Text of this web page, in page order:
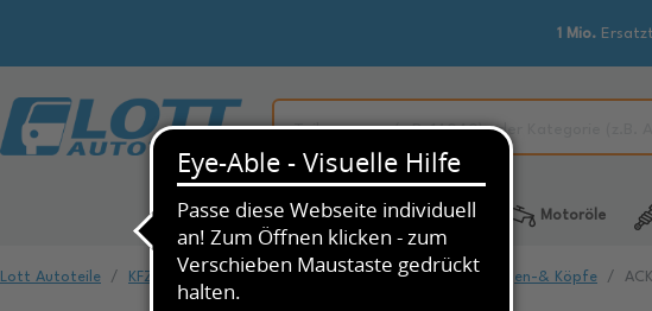
1 Mio.
Alle Kategorien KFZ-Ersatzteile Motoröle
Lott Autoteile KFZ-Ersatzteile Fahrwerk & Federung Spurstangen-& Köpfe